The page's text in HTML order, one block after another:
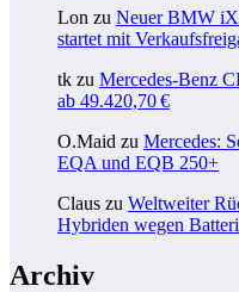
Lon zu Neuer BMW
startet mit
tk zu Mercedes-Benz
ab 49.420,70 €
O.Maid zu Mercedes:
EQA und EQB 250+
Claus zu Weltweiter
Hybriden wegen
Archiv